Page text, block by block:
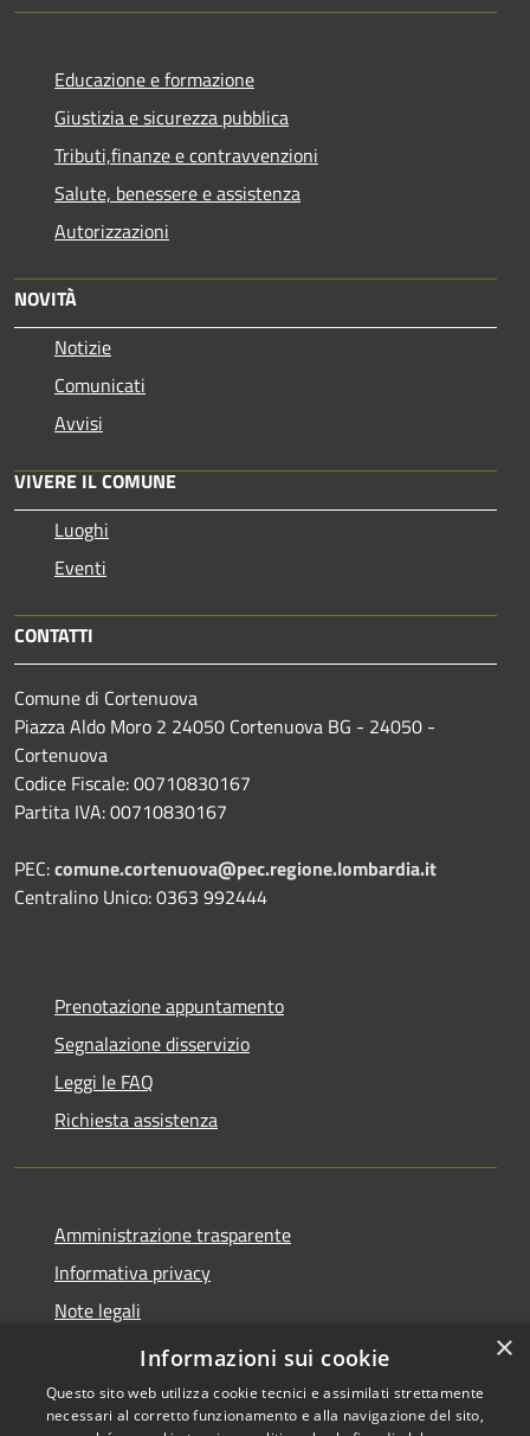
Educazione e formazione
Giustizia e sicurezza pubblica
Tributi,finanze e contravvenzioni
Salute, benessere e assistenza
Autorizzazioni
NOVITÀ
Notizie
Comunicati
Avvisi
VIVERE IL COMUNE
Luoghi
Eventi
CONTATTI
Comune di Cortenuova
Piazza Aldo Moro 2 24050 Cortenuova BG - 24050 -
Cortenuova
Codice Fiscale: 00710830167
Partita IVA: 00710830167
PEC:comune.cortenuova@pec.regione.lombardia.it
Centralino Unico: 0363 992444
Prenotazione appuntamento
Segnalazione disservizio
Leggi le FAQ
Richiesta assistenza
Amministrazione trasparente
Informativa privacy
Note legali
Dichiarazione di accessibilità
×
Informazioni sui cookie
Questo sito web utilizza cookie tecnici e assimilati strettamente
necessari al corretto funzionamento e alla navigazione del sito,